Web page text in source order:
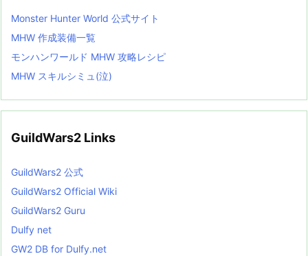
Monster Hunter World 公式サイト
MHW 作成装備一覧
モンハンワールド MHW 攻略レシピ
MHW スキルシミュ(泣)
GuildWars2 Links
GuildWars2 公式
GuildWars2 Official Wiki
GuildWars2 Guru
Dulfy net
GW2 DB for Dulfy.net